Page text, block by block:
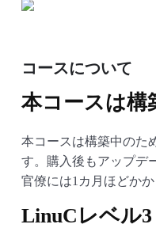
コースについて
本コースは構
本コースは構築中のた
す。購入後もアップデ
官僚には1カ月ほどかか
LinuCレベル3